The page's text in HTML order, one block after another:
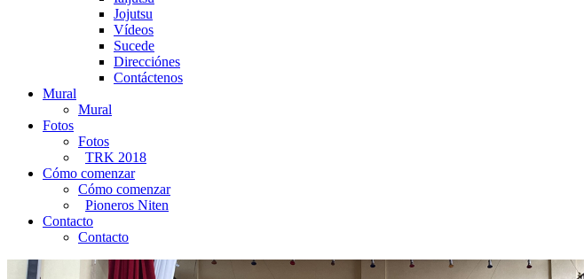
Jojutsu
Vídeos
Sucede
Direcciónes
Contáctenos
Mural
Mural
Fotos
Fotos
TRK 2018
Cómo comenzar
Cómo comenzar
Pioneros Niten
Contacto
Contacto